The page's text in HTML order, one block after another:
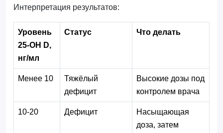
Интерпретация результатов:
Уровень
25-OH D,
нг/мл
Статус Что делать
Менее 10
Тяжёлый
дефицит
Высокие дозы под
контролем врача
10-20 Дефицит
Насыщающая
доза, затем